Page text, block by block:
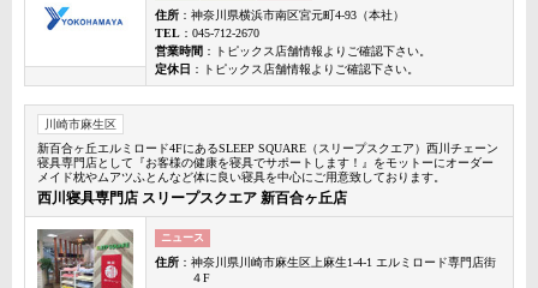
住所 ：神奈川県横浜市南区宮元町4-93（本社）
TEL ：045-712-2670
営業時間 ：トピックス店舗情報よりご確認下さい。
定休日 ：トピックス店舗情報よりご確認下さい。
川崎市麻生区
新百合ヶ丘エルミロード4FにあるSLEEP SQUARE（スリープスクエア）西川チェーン
寝具専門店として『お客様の健康を寝具でサポートします！』をモットーにオーダー
メイド枕やムアツふとんなど体に良い寝具を中心にご用意致しております。
西川寝具専門店 スリープスクエア 新百合ヶ丘店
ニュース
住所 ：神奈川県川崎市麻生区上麻生1-4-1 エルミロード専門店街
４F